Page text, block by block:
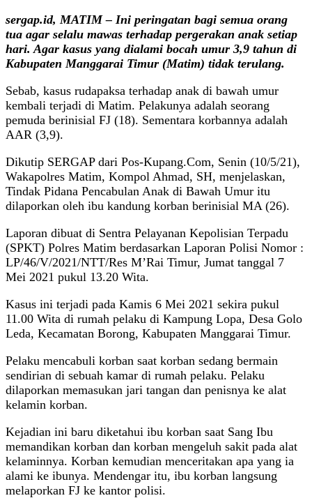
sergap.id, MATIM – Ini peringatan bagi semua orang
tua agar selalu mawas terhadap pergerakan anak setiap
hari. Agar kasus yang dialami bocah umur 3,9 tahun di
Kabupaten Manggarai Timur (Matim) tidak terulang.
Sebab, kasus rudapaksa terhadap anak di bawah umur
kembali terjadi di Matim. Pelakunya adalah seorang
pemuda berinisial FJ (18). Sementara korbannya adalah
AAR (3,9).
Dikutip SERGAP dari Pos-Kupang.Com, Senin (10/5/21),
Wakapolres Matim, Kompol Ahmad, SH, menjelaskan,
Tindak Pidana Pencabulan Anak di Bawah Umur itu
dilaporkan oleh ibu kandung korban berinisial MA (26).
Laporan dibuat di Sentra Pelayanan Kepolisian Terpadu
(SPKT) Polres Matim berdasarkan Laporan Polisi Nomor :
LP/46/V/2021/NTT/Res M’Rai Timur, Jumat tanggal 7
Mei 2021 pukul 13.20 Wita.
Kasus ini terjadi pada Kamis 6 Mei 2021 sekira pukul
11.00 Wita di rumah pelaku di Kampung Lopa, Desa Golo
Leda, Kecamatan Borong, Kabupaten Manggarai Timur.
Pelaku mencabuli korban saat korban sedang bermain
sendirian di sebuah kamar di rumah pelaku. Pelaku
dilaporkan memasukan jari tangan dan penisnya ke alat
kelamin korban.
Kejadian ini baru diketahui ibu korban saat Sang Ibu
memandikan korban dan korban mengeluh sakit pada alat
kelaminnya. Korban kemudian menceritakan apa yang ia
alami ke ibunya. Mendengar itu, ibu korban langsung
melaporkan FJ ke kantor polisi.